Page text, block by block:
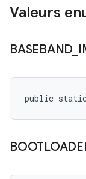
Valeurs
BASEBAND
public